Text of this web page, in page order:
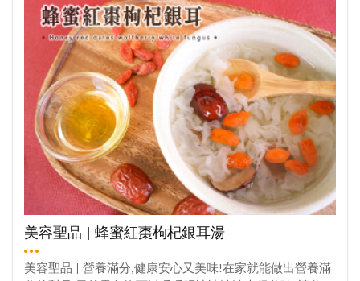
美容聖品 | 蜂蜜紅棗枸杞銀耳湯
美容聖品 | 營養滿分,健康安心又美味!在家就能做出營養滿